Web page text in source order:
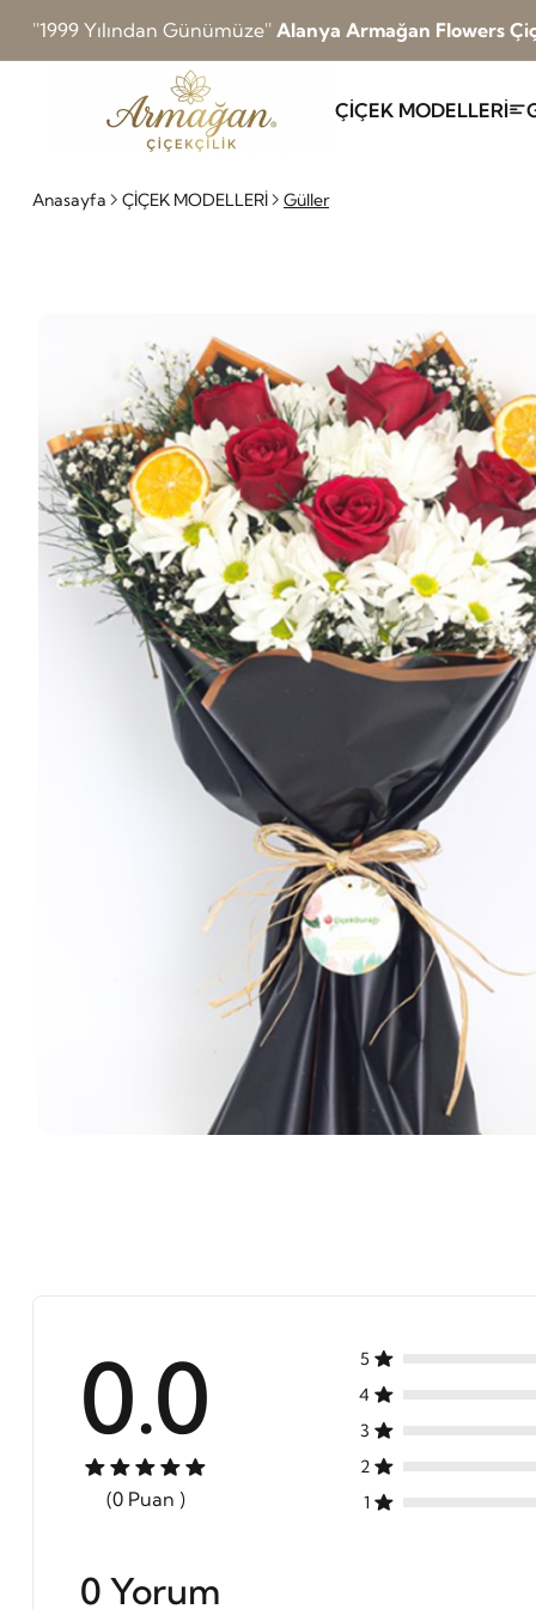
''1999 Yılından Günümüze'' Alanya Armağan Flowers
ÇİÇEK MODELLERİ
Anasayfa ÇİÇEK MODELLERİ Güller
0.0
(0 Puan )
5
4
3
2
1
0 Yorum